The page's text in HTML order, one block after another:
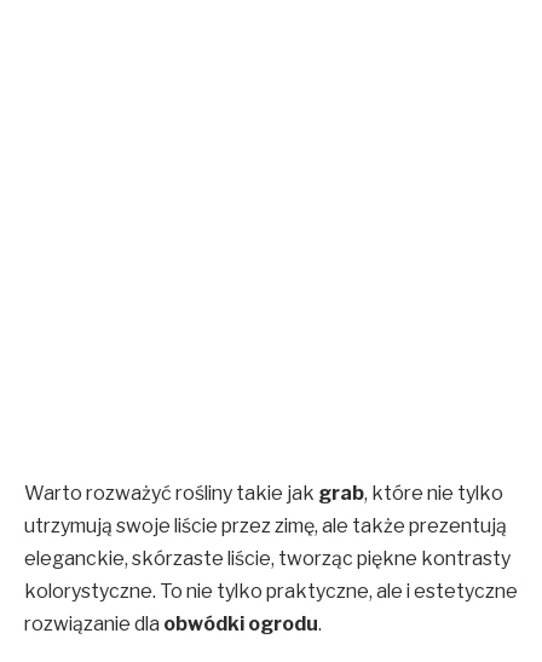
Warto rozważyć rośliny takie jak grab, które nie tylko
utrzymują swoje liście przez zimę, ale także prezentują
eleganckie, skórzaste liście, tworząc piękne kontrasty
kolorystyczne. To nie tylko praktyczne, ale i estetyczne
rozwiązanie dla obwódki ogrodu.